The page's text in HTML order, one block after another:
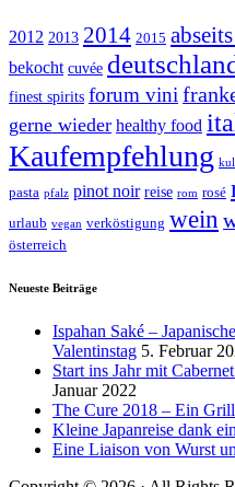
2012 2013 2014 2015
bekocht cuvée
finest spirits forum vini
gerne wieder healthy food
Kaufempfehlung
pasta pfalz pinot noir reise rom rosé
urlaub vegan verköstigung wein
österreich
Neueste Beiträge
Ispahan Saké –
Valentinstag 5. Februar
Start ins Jahr mit
Januar 2022
The Cure 2018 – Ein
Kleine Japanreise dank
Eine Liaison von Wurst